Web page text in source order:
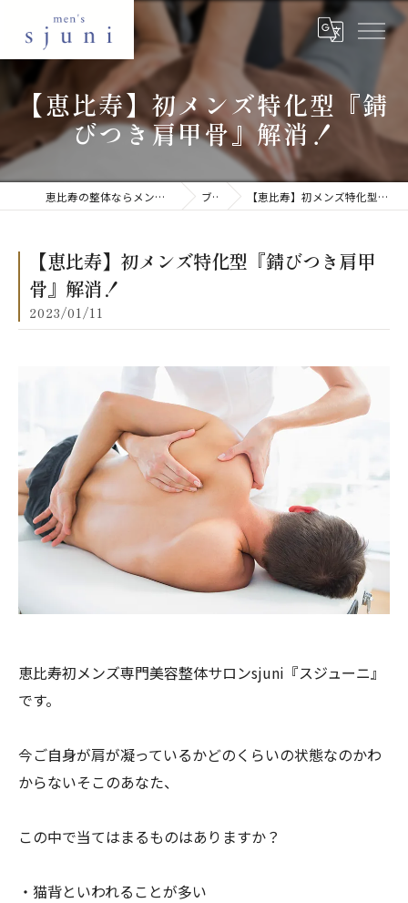
【恵比寿】初メンズ特化型『錆
びつき肩甲骨』解消！
恵比寿の整体ならメンズ美容整体 sjuni 恵比寿店 ブログ 【恵比寿】初メンズ特化型『錆びつき肩甲骨』解消！
【恵比寿】初メンズ特化型『錆びつき肩甲
骨』解消！
2023/01/11
恵比寿初メンズ専門美容整体サロンsjuni『スジューニ』
です。
今ご自身が肩が凝っているかどのくらいの状態なのかわ
からないそこのあなた、
この中で当てはまるものはありますか？
・猫背といわれることが多い